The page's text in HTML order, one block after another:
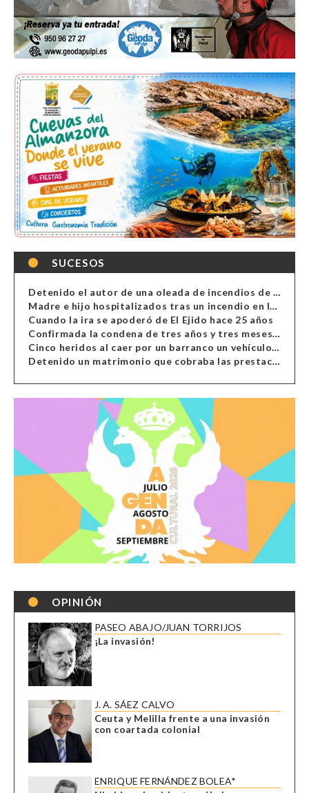
SUCESOS
Detenido el autor de una oleada de incendios de contenedores en Almería
Madre e hijo hospitalizados tras un incendio en la cocina de una vivienda en Almería
Cuando la ira se apoderó de El Ejido hace 25 años
Confirmada la condena de tres años y tres meses al hombre de Antas acusado de xenofobia
Cinco heridos al caer por un barranco un vehículo en Alcolea
Detenido un matrimonio que cobraba las prestaciones de ilegales en Almería, Granada, Málaga, Huelva y Murcia
OPINIÓN
PASEO ABAJO/JUAN TORRIJOS
¡La invasión!
J. A. SÁEZ CALVO
Ceuta y Melilla frente a una invasión
con coartada colonial
ENRIQUE FERNÁNDEZ BOLEA*